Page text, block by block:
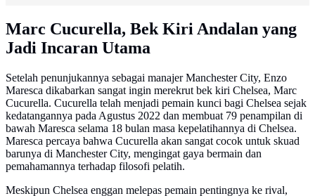
Marc Cucurella, Bek Kiri Andalan yang
Jadi Incaran Utama
Setelah penunjukannya sebagai manajer Manchester City, Enzo
Maresca dikabarkan sangat ingin merekrut bek kiri Chelsea, Marc
Cucurella. Cucurella telah menjadi pemain kunci bagi Chelsea sejak
kedatangannya pada Agustus 2022 dan membuat 79 penampilan di
bawah Maresca selama 18 bulan masa kepelatihannya di Chelsea.
Maresca percaya bahwa Cucurella akan sangat cocok untuk skuad
barunya di Manchester City, mengingat gaya bermain dan
pemahamannya terhadap filosofi pelatih.
Meskipun Chelsea enggan melepas pemain pentingnya ke rival,